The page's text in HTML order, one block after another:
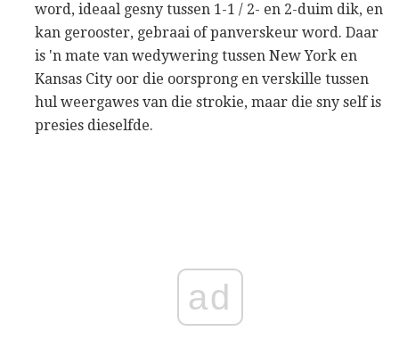
word, ideaal gesny tussen 1-1 / 2- en 2-duim dik, en
kan gerooster, gebraai of panverskeur word. Daar
is 'n mate van wedywering tussen New York en
Kansas City oor die oorsprong en verskille tussen
hul weergawes van die strokie, maar die sny self is
presies dieselfde.
ad